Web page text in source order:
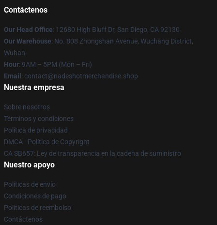
Contáctenos
Our Head Office: 12680 High Bluff Dr, San Diego, CA 92130
Our Warehouse: No. 808 Zhongshan Avenue, Wuchang District,
Wuhan
Hour: 9AM – 5PM (Mon – Fri)
Email : contact@nadeshotmerchandise.shop
Nuestra empresa
Sobre nosotros
Términos y condiciones
Política de privacidad
DMCA - Política de Copyright
CA SB657: Ley de transparencia en la cadena de suministro
Nuestro apoyo
Políticas de envío
Condiciones de pago
Políticas de reembolso
Contáctenos